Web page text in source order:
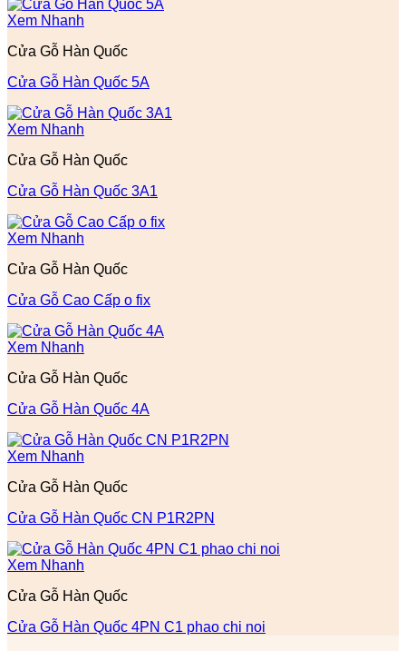
Xem Nhanh
Cửa Gỗ Hàn Quốc
Cửa Gỗ Hàn Quốc 5A
Xem Nhanh
Cửa Gỗ Hàn Quốc
Cửa Gỗ Hàn Quốc 3A1
Xem Nhanh
Cửa Gỗ Hàn Quốc
Cửa Gỗ Cao Cấp o fix
Xem Nhanh
Cửa Gỗ Hàn Quốc
Cửa Gỗ Hàn Quốc 4A
Xem Nhanh
Cửa Gỗ Hàn Quốc
Cửa Gỗ Hàn Quốc CN P1R2PN
Xem Nhanh
Cửa Gỗ Hàn Quốc
Cửa Gỗ Hàn Quốc 4PN C1 phao chi noi